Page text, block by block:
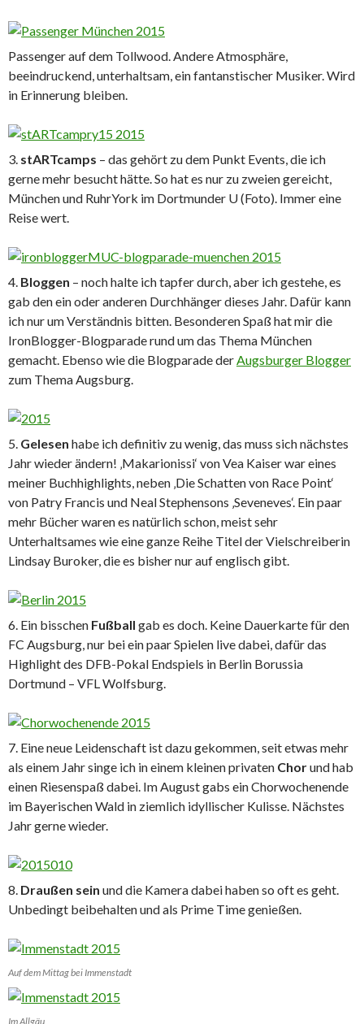
Passenger auf dem Tollwood. Andere Atmosphäre,
beeindruckend, unterhaltsam, ein fantanstischer Musiker. Wird
in Erinnerung bleiben.
3. stARTcamps – das gehört zu dem Punkt Events, die ich
gerne mehr besucht hätte. So hat es nur zu zweien gereicht,
München und RuhrYork im Dortmunder U (Foto). Immer eine
Reise wert.
4. Bloggen – noch halte ich tapfer durch, aber ich gestehe, es
gab den ein oder anderen Durchhänger dieses Jahr. Dafür kann
ich nur um Verständnis bitten. Besonderen Spaß hat mir die
IronBlogger-Blogparade rund um das Thema München
gemacht. Ebenso wie die Blogparade derAugsburger Blogger
zum Thema Augsburg.
5. Gelesen habe ich definitiv zu wenig, das muss sich nächstes
Jahr wieder ändern! ‚Makarionissi‘ von Vea Kaiser war eines
meiner Buchhighlights, neben ‚Die Schatten von Race Point‘
von Patry Francis und Neal Stephensons ‚Seveneves‘. Ein paar
mehr Bücher waren es natürlich schon, meist sehr
Unterhaltsames wie eine ganze Reihe Titel der Vielschreiberin
Lindsay Buroker, die es bisher nur auf englisch gibt.
6. Ein bisschen Fußball gab es doch. Keine Dauerkarte für den
FC Augsburg, nur bei ein paar Spielen live dabei, dafür das
Highlight des DFB-Pokal Endspiels in Berlin Borussia
Dortmund – VFL Wolfsburg.
7. Eine neue Leidenschaft ist dazu gekommen, seit etwas mehr
als einem Jahr singe ich in einem kleinen privaten Chorund hab
einen Riesenspaß dabei. Im August gabs ein Chorwochenende
im Bayerischen Wald in ziemlich idyllischer Kulisse. Nächstes
Jahr gerne wieder.
8. Draußen sein und die Kamera dabei haben so oft es geht.
Unbedingt beibehalten und als Prime Time genießen.
Auf dem Mittag bei Immenstadt
Im Allgäu